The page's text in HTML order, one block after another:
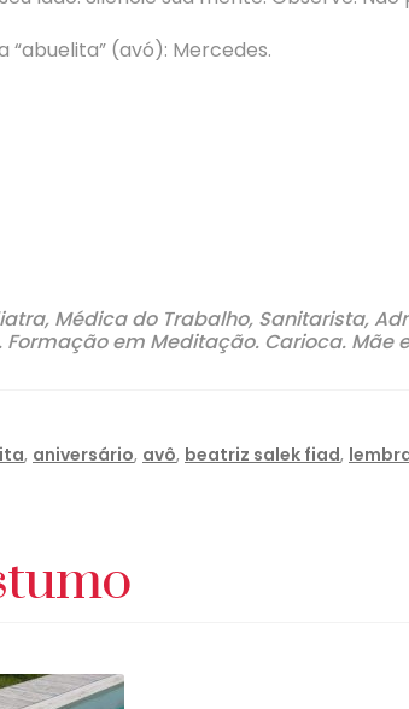
“abuelita” (avó): Mercedes.
Médica do Trabalho, Sanitarista,
em Meditação. Carioca. Mãe
, aniversário, avô, beatriz salek fiad,